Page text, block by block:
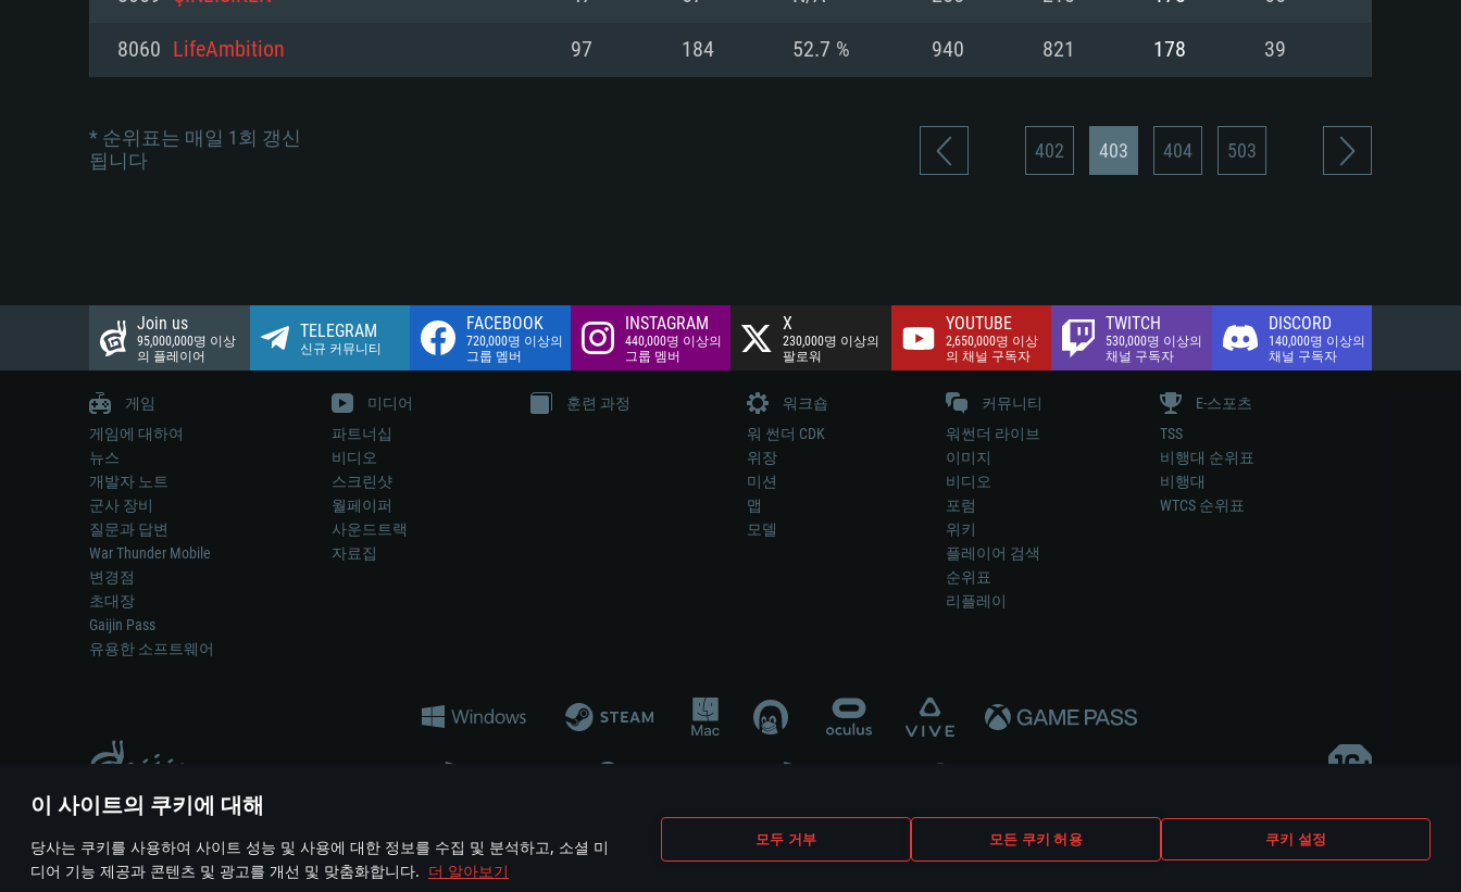
이 사이트의 쿠키에 대해
당사는 쿠키를 사용하여 사이트 성능 및 사용에 대한 정보를 수집 및 분석하고, 소셜 미
디어 기능 제공과 콘텐츠 및 광고를 개선 및 맞춤화합니다. 더 알아보기
모두 거부 모든 쿠키 허용 쿠키 설정
8060 LifeAmbition 97 184 52.7 % 940 821 178 39
* 순위표는 매일 1회 갱신
됩니다
402 403 404 503
Join us
95,000,000명 이상
의 플레이어
TELEGRAM
신규 커뮤니티
FACEBOOK
720,000명 이상의
그룹 멤버
INSTAGRAM
440,000명 이상의
그룹 멤버
X
230,000명 이상의
팔로워
YOUTUBE
2,650,000명 이상
의 채널 구독자
TWITCH
530,000명 이상의
채널 구독자
DISCORD
140,000명 이상의
채널 구독자
게임
게임에 대하여
뉴스
개발자 노트
군사 장비
질문과 답변
War Thunder Mobile
변경점
초대장
Gaijin Pass
유용한 소프트웨어
미디어
파트너십
비디오
스크린샷
월페이퍼
사운드트랙
자료집
훈련 과정
워크숍
워 썬더 CDK
위장
미션
맵
모델
커뮤니티
워썬더 라이브
이미지
비디오
포럼
위키
플레이어 검색
순위표
리플레이
E-스포츠
TSS
비행대 순위표
비행대
WTCS 순위표
게임 에서 어떠한 현실의 무기나 차량을 묘사하는 것은 무기 개발 업체나 장비 제조 업체가 게임 개발 후원 또는 홍보에 참여하지 않습니다..
© 2011—2026 Gaijin Games Kft. All trademarks, logos and brand names are the property of their respective owners.
이용 약관 이용 약관